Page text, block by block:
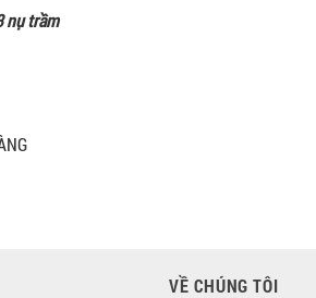
nụ trầm
VỀ CHÚNG TÔI